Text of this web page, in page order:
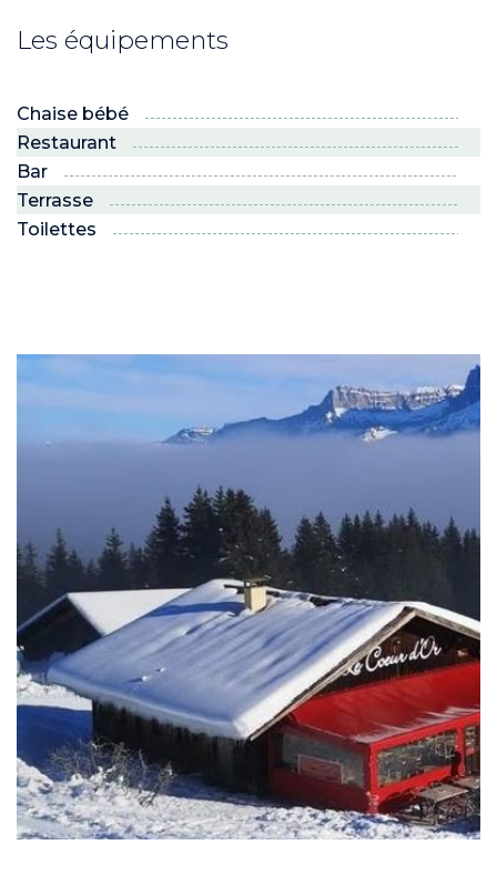
Nordic
son espace !”
?
Les équipements
Chaise bébé
Restaurant
Bar
Terrasse
Toilettes